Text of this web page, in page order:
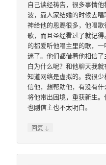
自己读经祷告，很多事情
波，靠人家结婚的时候去
神给他的恩赐很多，他唱
歌，而且圣经看过了就记
的都爱听他唱主里的歌，
迷了。他们都借着他相信
白为什么呢？和他聊天我
知道网络是虚拟的。我很
信他，想帮助他，有没有
将他带出困境，重获新生
也刚信主也不太明白。
回复 ↓